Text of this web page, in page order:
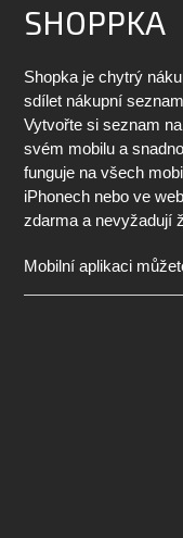
SHOPPKA
Shopka je chytrý
sdílet nákupní
Vytvořte si seznam
svém mobilu a
funguje na všech
iPhonech nebo ve
zdarma a nevyžadují
Mobilní aplikaci